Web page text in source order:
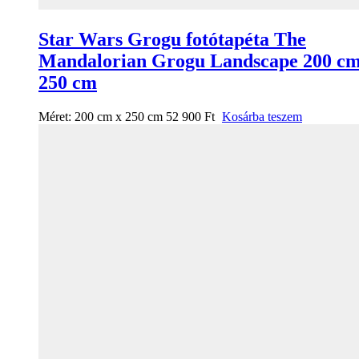
Star Wars Grogu fotótapéta The
Mandalorian Grogu Landscape 200
250 cm
Méret: 200 cm x 250 cm 52 900 Ft Kosárba teszem